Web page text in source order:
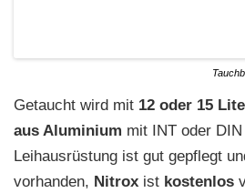
Getaucht wird mit 12 oder 15
aus Aluminium mit INT oder
Leihausrüstung ist gut gepflegt
vorhanden, Nitrox ist kostenlos